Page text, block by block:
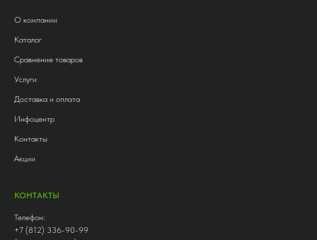
О компании
Каталог
Сравнение товаров
Услуги
Доставка и оплата
Инфоцентр
Контакты
Акции
КОНТАКТЫ
Телефон:
+7 (812) 336-90-99